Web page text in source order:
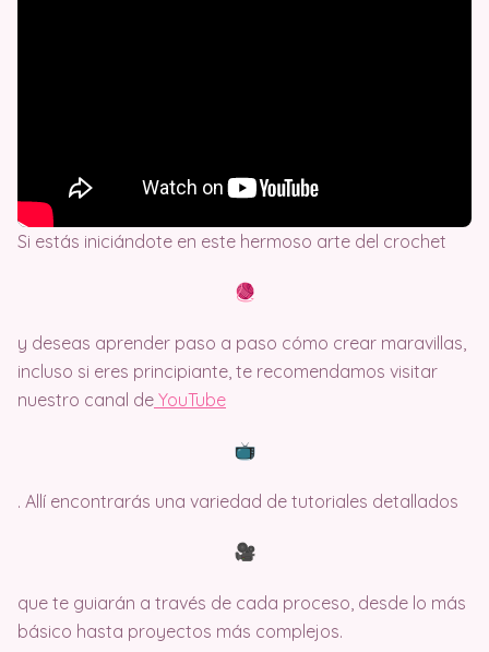
Si estás iniciándote en este hermoso arte del crochet
y deseas aprender paso a paso cómo crear maravillas,
incluso si eres principiante, te recomendamos visitar
nuestro canal de YouTube
. Allí encontrarás una variedad de tutoriales detallados
que te guiarán a través de cada proceso, desde lo más
básico hasta proyectos más complejos.